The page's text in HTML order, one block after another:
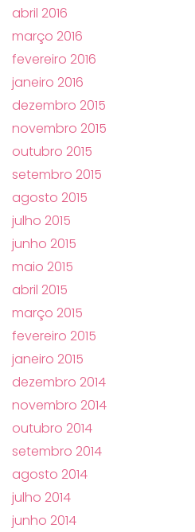
abril 2016
março 2016
fevereiro 2016
janeiro 2016
dezembro 2015
novembro 2015
outubro 2015
setembro 2015
agosto 2015
julho 2015
junho 2015
maio 2015
abril 2015
março 2015
fevereiro 2015
janeiro 2015
dezembro 2014
novembro 2014
outubro 2014
setembro 2014
agosto 2014
julho 2014
junho 2014